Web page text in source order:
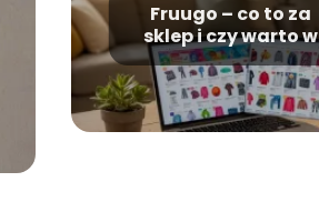
Fruugo – co to za
sklep i czy warto w
nim kupować?